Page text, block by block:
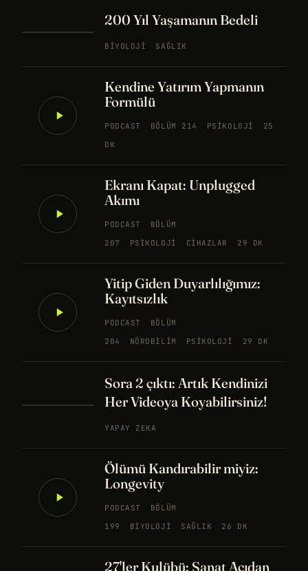
200 Yıl Yaşamanın Bedeli
BIYOLOJI SAĞLIK
Kendine Yatırım Yapmanın
Formülü
PODCAST BÖLÜM 214 PSIKOLOJI
25
DK
Ekranı Kapat: Unplugged
Akımı
PODCAST
BÖLÜM
207
PSIKOLOJI CIHAZLAR 29 DK
Yitip Giden Duyarlılığımız:
Kayıtsızlık
PODCAST
BÖLÜM
204
NÖROBILIM PSIKOLOJI 29 DK
Sora 2 çıktı: Artık Kendinizi
Her Videoya Koyabilirsiniz!
YAPAY ZEKA
Ölümü Kandırabilir miyiz:
Longevity
PODCAST
BÖLÜM
199
BIYOLOJI SAĞLIK 26 DK
27'ler Kulübü: Sanat Acıdan